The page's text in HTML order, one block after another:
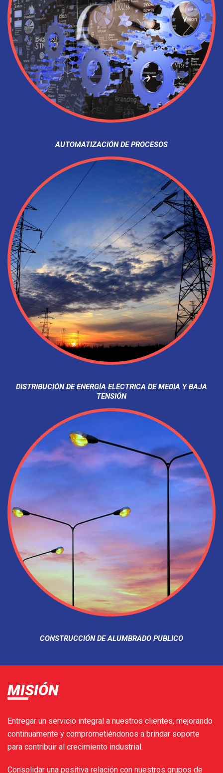
AUTOMATIZACIÓN DE PROCESOS
DISTRIBUCIÓN DE ENERGÍA ELÉCTRICA DE MEDIA Y BAJA
TENSIÓN
CONSTRUCCIÓN DE ALUMBRADO PUBLICO
MISIÓN
Entregar un servicio integral a nuestros clientes, mejorando
continuamente y comprometiéndonos a brindar soporte
para contribuir al crecimiento industrial.
Consolidar una positiva relación con nuestros grupos de